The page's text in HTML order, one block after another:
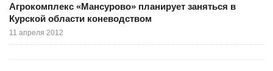
Агрокомплекс «Мансурово» планирует заняться в
Курской области коневодством
11 апреля 2012